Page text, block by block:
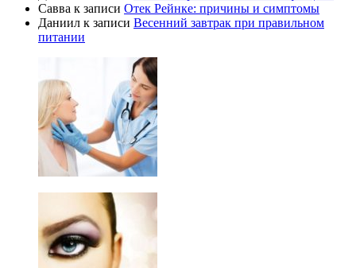
Савва к записи Отек Рейнке: причины и симптомы
Даниил к записи Весенний завтрак при правильном
питании